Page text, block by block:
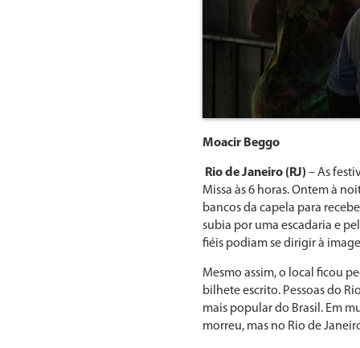
Moacir Beggo
Rio de Janeiro (RJ) – As
Missa às 6 horas. Ontem à
bancos da capela para
subia por uma escadaria e
fiéis podiam se dirigir à
Mesmo assim, o local ficou
bilhete escrito. Pessoas do
mais popular do Brasil. Em
morreu, mas no Rio de